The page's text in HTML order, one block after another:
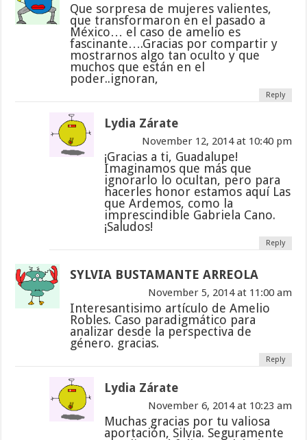
Que sorpresa de mujeres valientes,
que transformaron en el pasado a
México… el caso de amelio es
fascinante….Gracias por compartir y
mostrarnos algo tan oculto y que
muchos que están en el
poder..ignoran,
Reply
Lydia Zárate
November 12, 2014 at 10:40 pm
¡Gracias a ti, Guadalupe!
Imaginamos que más que
ignorarlo lo ocultan, pero para
hacerles honor estamos aquí Las
que Ardemos, como la
imprescindible Gabriela Cano.
¡Saludos!
Reply
SYLVIA BUSTAMANTE ARREOLA
November 5, 2014 at 11:00 am
Interesantisimo artículo de Amelio
Robles. Caso paradigmático para
analizar desde la perspectiva de
género. gracias.
Reply
Lydia Zárate
November 6, 2014 at 10:23 am
Muchas gracias por tu valiosa
aportación, Silvia. Seguramente